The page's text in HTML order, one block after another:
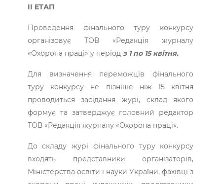
ІІ ЕТАП
Проведення фінального туру конкурсу
організовує ТОВ «Редакція журналу
«Охорона праці» у період з 1 по 15 квітня.
Для визначення переможців фінального
туру конкурсу не пізніше ніж 15 квітня
проводиться засідання журі, склад якого
формує та затверджує головний редактор
ТОВ «Редакція журналу «Охорона праці».
До складу журі фінального туру конкурсу
входять представники організаторів,
Міністерства освіти і науки України, фахівці з